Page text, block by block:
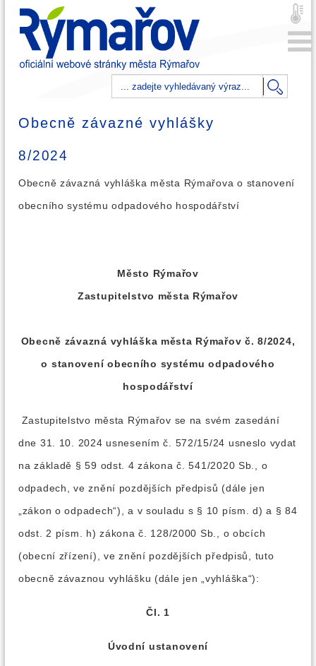
Obecně závazné vyhlášky
8/2024
Obecně závazná vyhláška města Rýmařova o stanovení
obecního systému odpadového hospodářství
Město Rýmařov
Zastupitelstvo města Rýmařov
Obecně závazná vyhláška města Rýmařov č. 8/2024,
o stanovení obecního systému odpadového
hospodářství
Zastupitelstvo města Rýmařov se na svém zasedání
dne 31. 10. 2024 usnesením č. 572/15/24 usneslo vydat
na základě § 59 odst. 4 zákona č. 541/2020 Sb., o
odpadech, ve znění pozdějších předpisů (dále jen
„zákon o odpadech“), a v souladu s § 10 písm. d) a § 84
odst. 2 písm. h) zákona č. 128/2000 Sb., o obcích
(obecní zřízení), ve znění pozdějších předpisů, tuto
obecně závaznou vyhlášku (dále jen „vyhláška“):
Čl. 1
Úvodní ustanovení